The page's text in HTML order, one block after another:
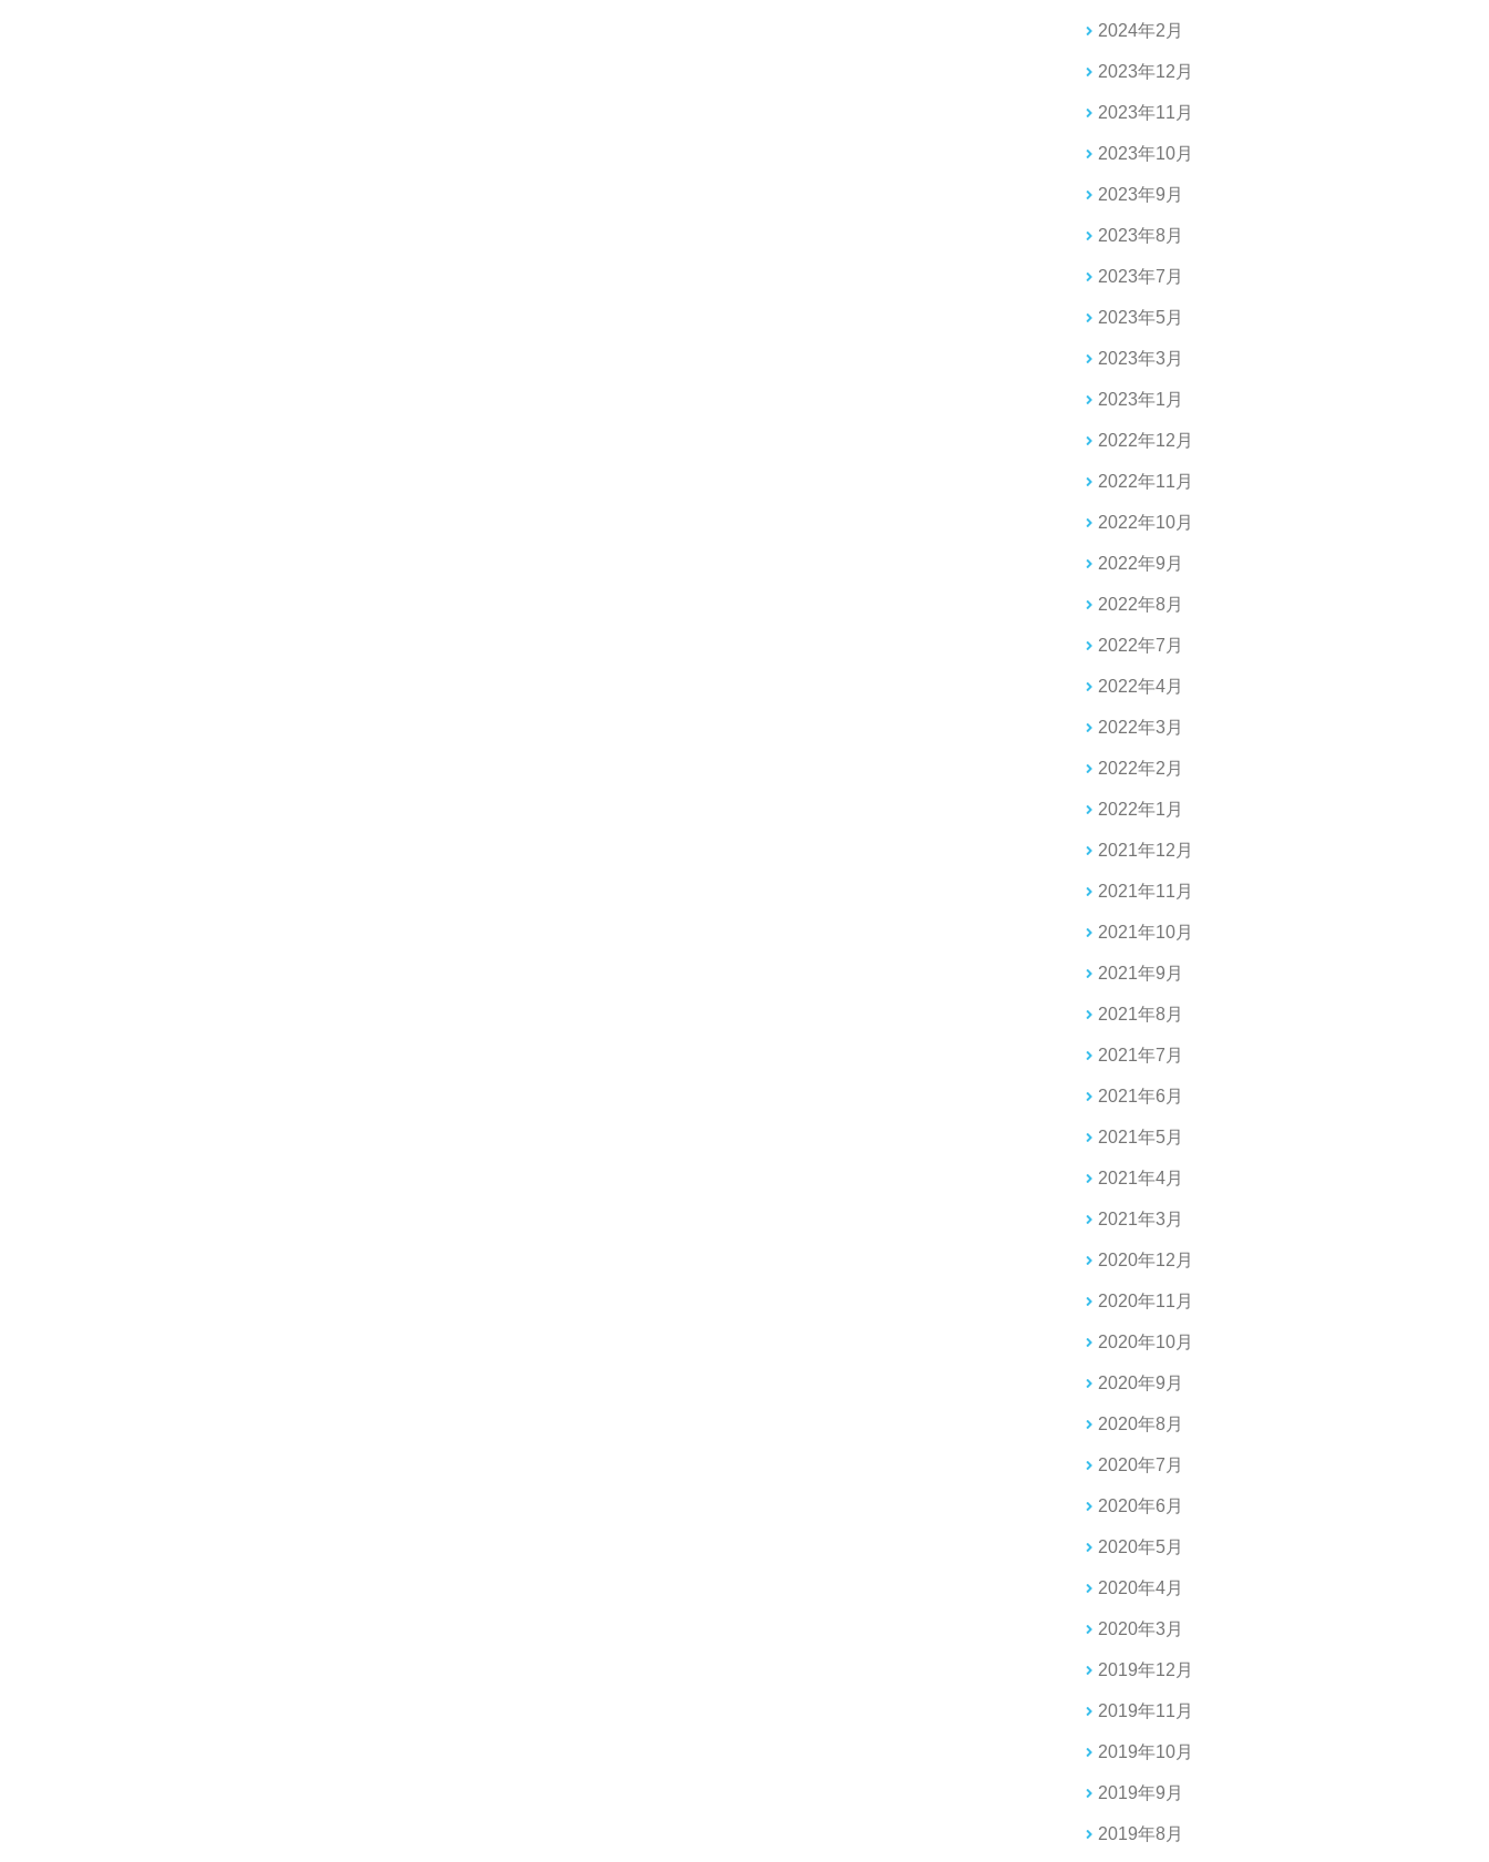
2024年2月
2023年12月
2023年11月
2023年10月
2023年9月
2023年8月
2023年7月
2023年5月
2023年3月
2023年1月
2022年12月
2022年11月
2022年10月
2022年9月
2022年8月
2022年7月
2022年4月
2022年3月
2022年2月
2022年1月
2021年12月
2021年11月
2021年10月
2021年9月
2021年8月
2021年7月
2021年6月
2021年5月
2021年4月
2021年3月
2020年12月
2020年11月
2020年10月
2020年9月
2020年8月
2020年7月
2020年6月
2020年5月
2020年4月
2020年3月
2019年12月
2019年11月
2019年10月
2019年9月
2019年8月